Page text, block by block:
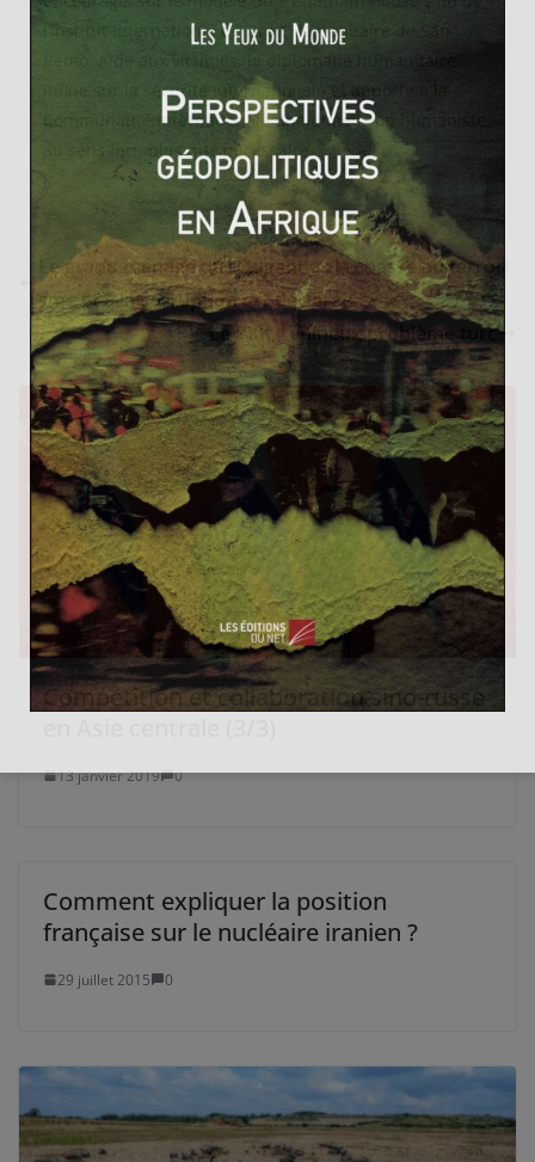
l’Institut International de Droit Humanitaire de San
Remo. Aide aux victimes, la diplomatie humanitaire
influe sur la sécurité internationale et apporte à la
Communauté Internationale une dimension humaniste,
au sens fort, plus que nécessaire.
Le grand ménage de l’Ouganda : la chasse au terrori
sme et à la corruption est déclarée
Le PKK, l’épineux problème turc
Compétition et collaboration sino-russe
13 janvier 2019 0
Comment expliquer la position
française sur le nucléaire iranien ?
29 juillet 2015 0